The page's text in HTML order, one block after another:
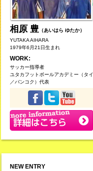
相原 豊 （あいはら ゆたか）
YUTAKA AIHARA
1979年6月21日生まれ
WORK:
サッカー指導者
ユタカフットボールアカデミー（タイ
／バンコク）代表
NEW ENTRY